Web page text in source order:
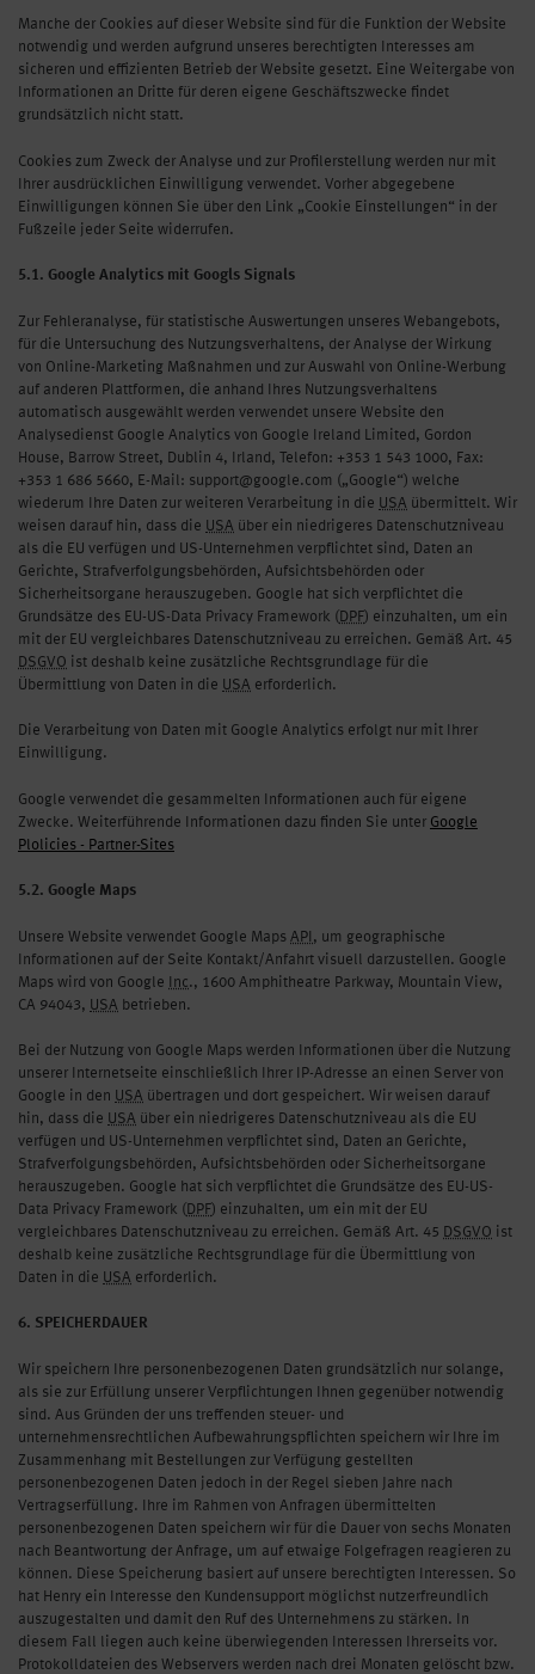
Manche der Cookies auf dieser Website sind für die Funktion der Website
notwendig und werden aufgrund unseres berechtigten Interesses am
sicheren und effizienten Betrieb der Website gesetzt. Eine Weitergabe von
Informationen an Dritte für deren eigene Geschäftszwecke findet
grundsätzlich nicht statt.
Cookies zum Zweck der Analyse und zur Profilerstellung werden nur mit
Ihrer ausdrücklichen Einwilligung verwendet. Vorher abgegebene
Einwilligungen können Sie über den Link „Cookie Einstellungen“ in der
Fußzeile jeder Seite widerrufen.
5.1. Google Analytics mit Googls Signals
Zur Fehleranalyse, für statistische Auswertungen unseres Webangebots,
für die Untersuchung des Nutzungsverhaltens, der Analyse der Wirkung
von Online-Marketing Maßnahmen und zur Auswahl von Online-Werbung
auf anderen Plattformen, die anhand Ihres Nutzungsverhaltens
automatisch ausgewählt werden verwendet unsere Website den
Analysedienst Google Analytics von Google Ireland Limited, Gordon
House, Barrow Street, Dublin 4, Irland, Telefon: +353 1 543 1000, Fax:
+353 1 686 5660, E-Mail: support@google.com („Google“) welche
wiederum Ihre Daten zur weiteren Verarbeitung in die USA übermittelt. Wir
weisen darauf hin, dass die USA über ein niedrigeres Datenschutzniveau
als die EU verfügen und US-Unternehmen verpflichtet sind, Daten an
Gerichte, Strafverfolgungsbehörden, Aufsichtsbehörden oder
Sicherheitsorgane herauszugeben. Google hat sich verpflichtet die
Grundsätze des EU-US-Data Privacy Framework ( DPF) einzuhalten, um ein
mit der EU vergleichbares Datenschutzniveau zu erreichen. Gemäß Art. 45
DSGVO ist deshalb keine zusätzliche Rechtsgrundlage für die
Übermittlung von Daten in die USA erforderlich.
Die Verarbeitung von Daten mit Google Analytics erfolgt nur mit Ihrer
Einwilligung.
Google verwendet die gesammelten Informationen auch für eigene
Zwecke. Weiterführende Informationen dazu finden Sie unter Google
Plolicies - Partner-Sites
5.2. Google Maps
Unsere Website verwendet Google Maps API , um geographische
Informationen auf der Seite Kontakt/Anfahrt visuell darzustellen. Google
Maps wird von Google
Inc., 1600 Amphitheatre Parkway, Mountain View,
CA 94043, USA betrieben.
Bei der Nutzung von Google Maps werden Informationen über die Nutzung
unserer Internetseite einschließlich Ihrer IP-Adresse an einen Server von
Google in den USA übertragen und dort gespeichert. Wir weisen darauf
hin, dass die USA über ein niedrigeres Datenschutzniveau als die EU
verfügen und US-Unternehmen verpflichtet sind, Daten an Gerichte,
Strafverfolgungsbehörden, Aufsichtsbehörden oder Sicherheitsorgane
herauszugeben. Google hat sich verpflichtet die Grundsätze des EU-US-
Data Privacy Framework ( DPF) einzuhalten, um ein mit der EU
vergleichbares Datenschutzniveau zu erreichen. Gemäß Art. 45 DSGVO ist
deshalb keine zusätzliche Rechtsgrundlage für die Übermittlung von
Daten in die USA erforderlich.
6. SPEICHERDAUER
Wir speichern Ihre personenbezogenen Daten grundsätzlich nur solange,
als sie zur Erfüllung unserer Verpflichtungen Ihnen gegenüber notwendig
sind. Aus Gründen der uns treffenden steuer- und
unternehmensrechtlichen Aufbewahrungspflichten speichern wir Ihre im
Zusammenhang mit Bestellungen zur Verfügung gestellten
personenbezogenen Daten jedoch in der Regel sieben Jahre nach
Vertragserfüllung. Ihre im Rahmen von Anfragen übermittelten
personenbezogenen Daten speichern wir für die Dauer von sechs Monaten
nach Beantwortung der Anfrage, um auf etwaige Folgefragen reagieren zu
können. Diese Speicherung basiert auf unsere berechtigten Interessen. So
hat Henry ein Interesse den Kundensupport möglichst nutzerfreundlich
auszugestalten und damit den Ruf des Unternehmens zu stärken. In
diesem Fall liegen auch keine überwiegenden Interessen Ihrerseits vor.
Protokolldateien des Webservers werden nach drei Monaten gelöscht bzw.